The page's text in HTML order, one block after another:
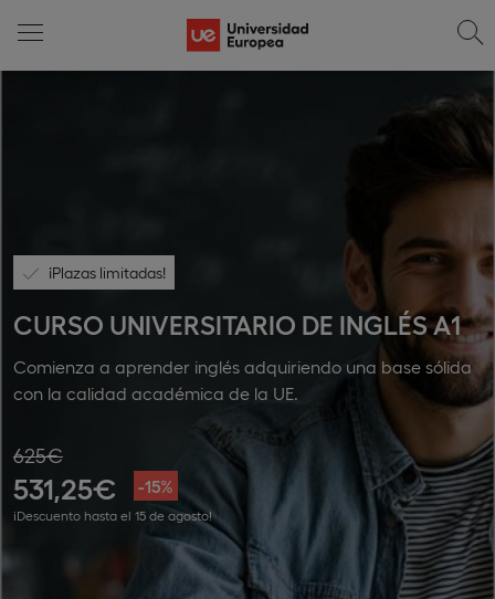
¡Plazas limitadas!
CURSO UNIVERSITARIO DE INGLÉS A1
Comienza a aprender inglés adquiriendo una base sólida
con la calidad académica de la UE.
625€
531,25€ -15%
¡Descuento hasta el 15 de agosto!